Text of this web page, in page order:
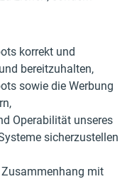
korrekt und
bereitzuhalten,
sowie die Werbung
Operabilität unseres
sicherzustellen
mit